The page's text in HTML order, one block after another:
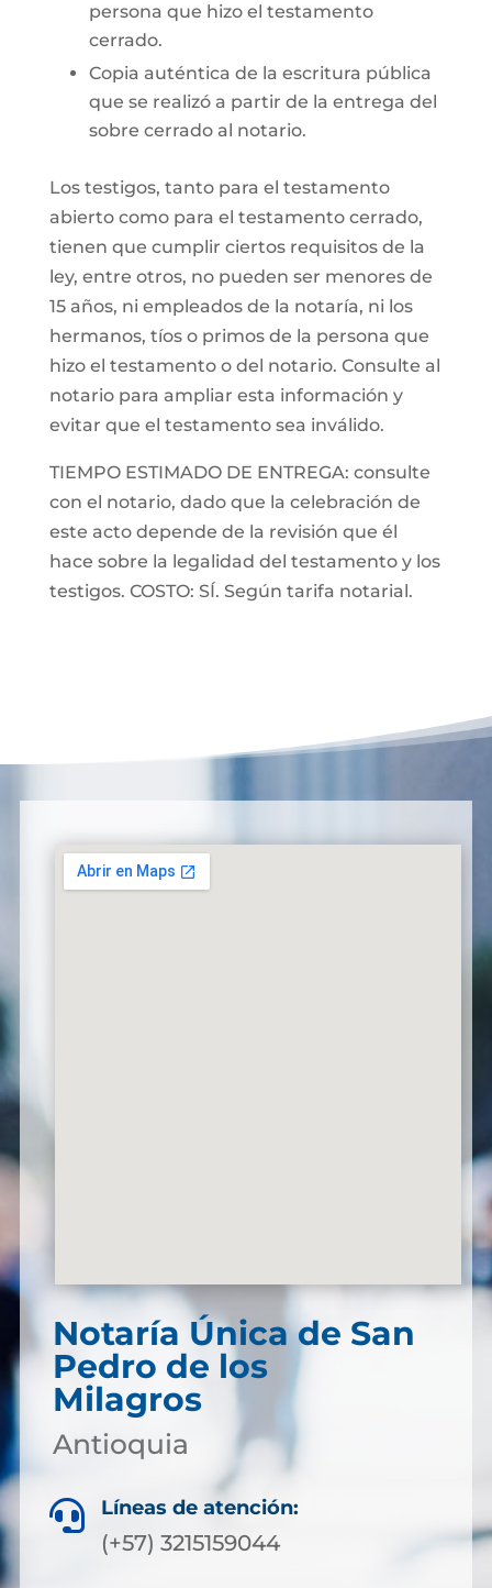
persona que hizo el testamento
cerrado.
Copia auténtica de la escritura pública
que se realizó a partir de la entrega del
sobre cerrado al notario.
Los testigos, tanto para el testamento
abierto como para el testamento cerrado,
tienen que cumplir ciertos requisitos de la
ley, entre otros, no pueden ser menores de
15 años, ni empleados de la notaría, ni los
hermanos, tíos o primos de la persona que
hizo el testamento o del notario. Consulte al
notario para ampliar esta información y
evitar que el testamento sea inválido.
TIEMPO ESTIMADO DE ENTREGA: consulte
con el notario, dado que la celebración de
este acto depende de la revisión que él
hace sobre la legalidad del testamento y los
testigos. COSTO: SÍ. Según tarifa notarial.
Notaría Única de San
Pedro de los
Milagros
Antioquia
 Líneas de atención:
(+57) 3215159044